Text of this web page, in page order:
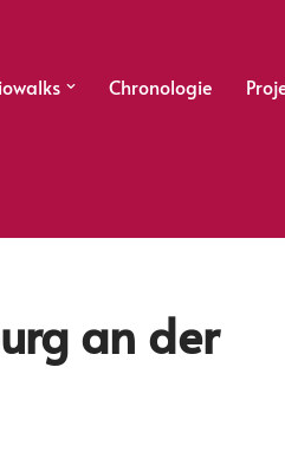
Chronologie
an der